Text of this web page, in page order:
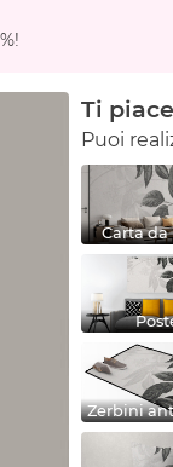
Ti
Puoi
Carta da
Zerbini